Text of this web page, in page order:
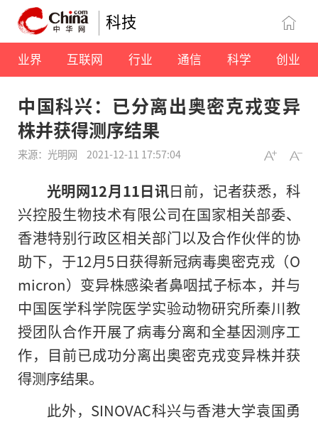
科技
业界 互联网 行业 通信 科学 创业
中国科兴：已分离出奥密克戎变异
株并获得测序结果
来源：光明网 2021-12-11 17:57:04
光明网12月11日讯日前，记者获悉，科
兴控股生物技术有限公司在国家相关部委、
香港特别行政区相关部门以及合作伙伴的协
助下，于12月5日获得新冠病毒奥密克戎（O
micron）变异株感染者鼻咽拭子标本，并与
中国医学科学院医学实验动物研究所秦川教
授团队合作开展了病毒分离和全基因测序工
作，目前已成功分离出奥密克戎变异株并获
得测序结果。
此外，SINOVAC科兴与香港大学袁国勇